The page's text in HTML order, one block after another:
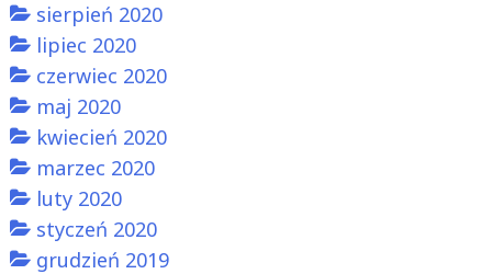
sierpień 2020
lipiec 2020
czerwiec 2020
maj 2020
kwiecień 2020
marzec 2020
luty 2020
styczeń 2020
grudzień 2019